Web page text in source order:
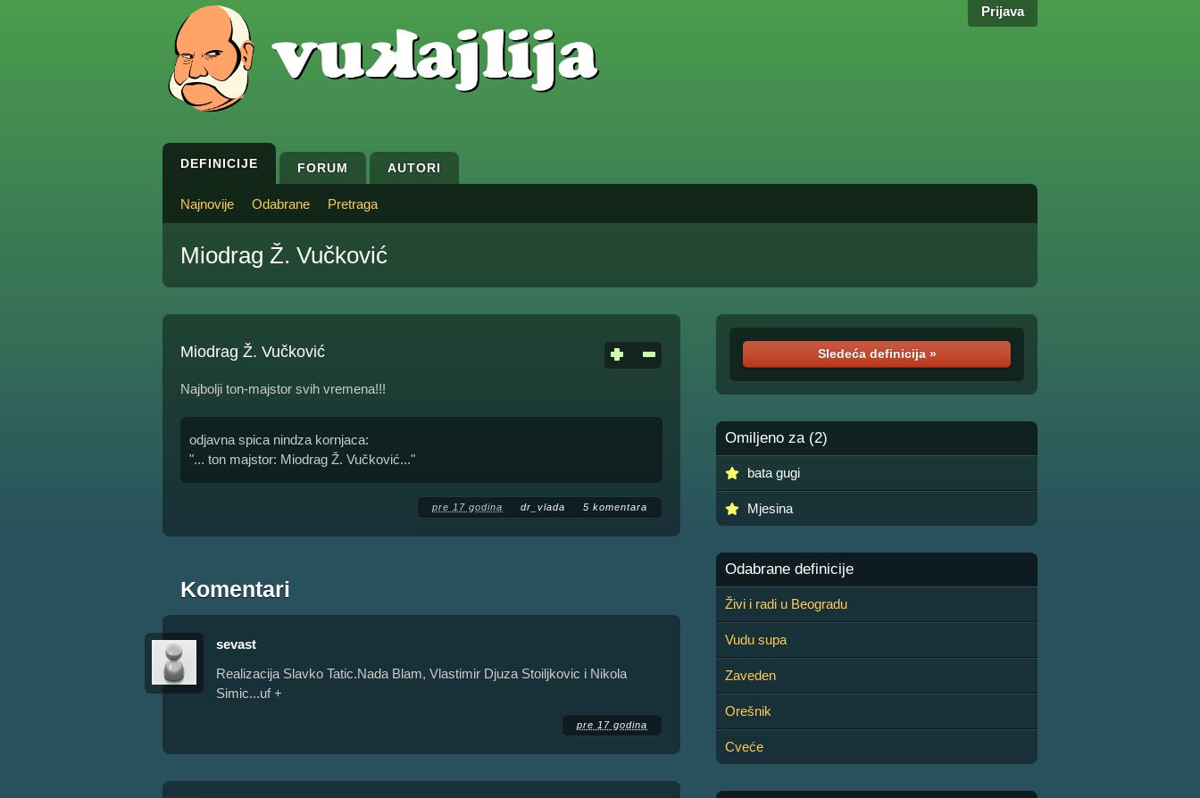
Prijava
DEFINICIJE FORUM AUTORI
Najnovije Odabrane Pretraga
Miodrag Ž. Vučković
Miodrag Ž. Vučković
Najbolji ton-majstor svih vremena!!!
odjavna spica nindza kornjaca:
"... ton majstor: Miodrag Ž. Vučković..."
pre 17 godina dr_vlada 5 komentara
Komentari
sevast
Realizacija Slavko Tatic.Nada Blam, Vlastimir Djuza Stoiljkovic i Nikola
Simic...uf +
pre 17 godina
Sledeća definicija »
Omiljeno za (2)
bata gugi
Mjesina
Odabrane definicije
Živi i radi u Beogradu
Vudu supa
Zaveden
Orešnik
Cveće